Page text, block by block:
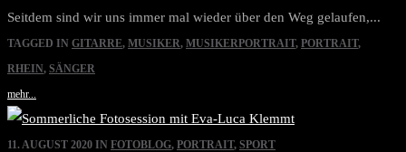
Seitdem sind wir uns immer mal wieder über den Weg gelaufen,...
TAGGED IN GITARRE, MUSIKER, MUSIKERPORTRAIT, PORTRAIT,
RHEIN, SÄNGER
mehr...
11. AUGUST 2020 IN FOTOBLOG, PORTRAIT, SPORT